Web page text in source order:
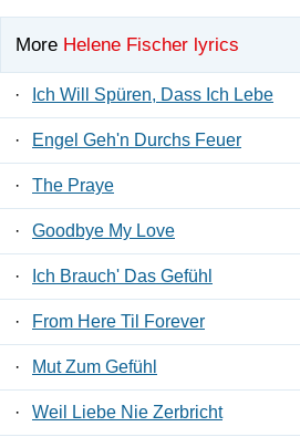
More Helene Fischer lyrics
· Ich Will Spüren, Dass Ich Lebe
· Engel Geh'n Durchs Feuer
· The Praye
· Goodbye My Love
· Ich Brauch' Das Gefühl
· From Here Til Forever
· Mut Zum Gefühl
· Weil Liebe Nie Zerbricht